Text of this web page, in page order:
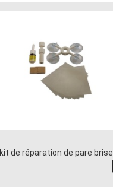
kit de réparation de pare brise